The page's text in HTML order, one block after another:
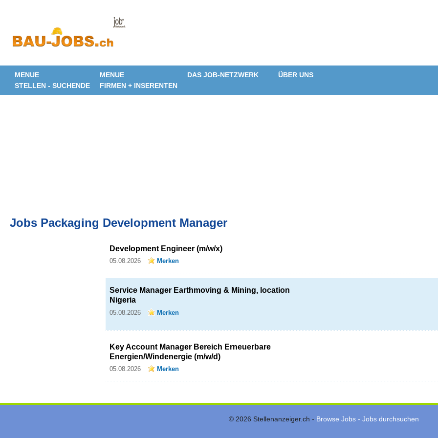
MENUE
STELLEN - SUCHENDE
MENUE
FIRMEN + INSERENTEN
DAS JOB-NETZWERK ÜBER UNS
Jobs Packaging Development Manager
Development Engineer (m/w/x)
05.08.2026 Merken
Service Manager Earthmoving & Mining, location
Nigeria
05.08.2026 Merken
Key Account Manager Bereich Erneuerbare
Energien/Windenergie (m/w/d)
05.08.2026 Merken
© 2026 Stellenanzeiger.ch - Browse Jobs - Jobs durchsuchen